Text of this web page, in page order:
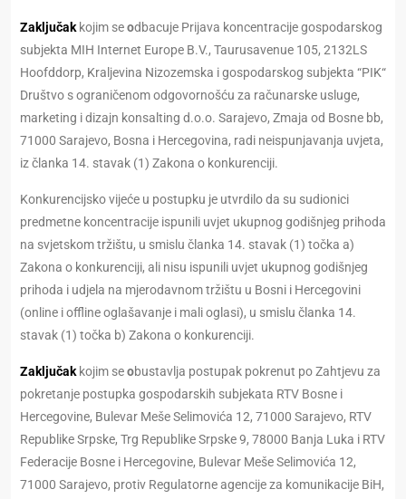
Zaključak kojim seodbacuje Prijava koncentracije gospodarskog
subjekta MIH Internet Europe B.V., Taurusavenue 105, 2132LS
Hoofddorp, Kraljevina Nizozemska i gospodarskog subjekta “PIK“
Društvo s ograničenom odgovornošću za računarske usluge,
marketing i dizajn konsalting d.o.o. Sarajevo, Zmaja od Bosne bb,
71000 Sarajevo, Bosna i Hercegovina, radi neispunjavanja uvjeta,
iz članka 14. stavak (1) Zakona o konkurenciji.
Konkurencijsko vijeće u postupku je utvrdilo da su sudionici
predmetne koncentracije ispunili uvjet ukupnog godišnjeg prihoda
na svjetskom tržištu, u smislu članka 14. stavak (1) točka a)
Zakona o konkurenciji, ali nisu ispunili uvjet ukupnog godišnjeg
prihoda i udjela na mjerodavnom tržištu u Bosni i Hercegovini
(online i offline oglašavanje i mali oglasi), u smislu članka 14.
stavak (1) točka b) Zakona o konkurenciji.
Zaključak kojim seobustavlja postupak pokrenut po Zahtjevu za
pokretanje postupka gospodarskih subjekata RTV Bosne i
Hercegovine, Bulevar Meše Selimovića 12, 71000 Sarajevo, RTV
Republike Srpske, Trg Republike Srpske 9, 78000 Banja Luka i RTV
Federacije Bosne i Hercegovine, Bulevar Meše Selimovića 12,
71000 Sarajevo, protiv Regulatorne agencije za komunikacije BiH,